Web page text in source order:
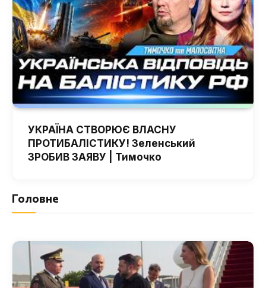
УКРАЇНА СТВОРЮЄ ВЛАСНУ
ПРОТИБАЛІСТИКУ! Зеленський
ЗРОБИВ ЗАЯВУ | Тимочко
Головне